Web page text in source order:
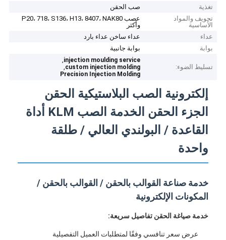
تغذية
صب الحقن
تجويف والمواد
الأساسية
عصب P20، 718، S136، H13، 8407، NAK80
وأكثر
عداء
عداء ساخن عداء بارد
بوابة
بوابة جانبية
تسليط الضوء:
injection moulding service
,
custom injection molding
,
Precision Injection Molding
إلكترونية الصب البلاستيكية الحقن
الجزء الحقن الخدمة الصب KLM أداة
القاعدة / البولندي العالي / طلقة
واحدة
خدمة صناعة القوالب بالحقن / القوالب بالحقن /
المكونات الإلكترونية
خدمة صياغة الحقن تفاصيل سريعة:
عرض سعر تنافسي وفقًا لمتطلبات العميل التفصيلية